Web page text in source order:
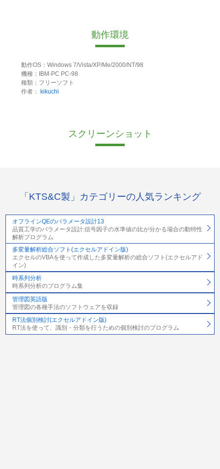
動作環境
動作OS：Windows 7/Vista/XP/Me/2000/NT/98
機種：IBM-PC PC-98
種類：フリーソフト
作者：
kikuchi
スクリーンショット
「KTS&C製」カテゴリーの人気ランキング
オフラインQEのパラメータ設計13
品質工学のパラメータ設計:信号因子の水準値の比が分かる場合の動特性
解析プログラム
多変量解析総合ソフト(エクセルアドイン版)
エクセルのVBAを使って作成した多変量解析の総合ソフト(エクセルアド
イン)
時系列分析
時系列分析のプログラム集
管理図英語版
管理図の各種手法のソフトウェアを収録
RT法個別検討(エクセルアドイン版)
RT法を使って、識別・分類を行うための個別検討のプログラム